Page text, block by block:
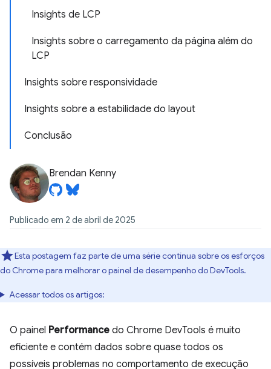
Insights de LCP
Insights sobre o carregamento da página além do
LCP
Insights sobre responsividade
Insights sobre a estabilidade do layout
Conclusão
Brendan Kenny
Publicado em 2 de abril de 2025
Esta postagem faz parte de uma série contínua sobre os esforços
do Chrome para melhorar o painel de desempenho do DevTools.
Acessar todos os artigos:
O painel Performance do Chrome DevTools é muito
eficiente e contém dados sobre quase todos os
possíveis problemas no comportamento de execução